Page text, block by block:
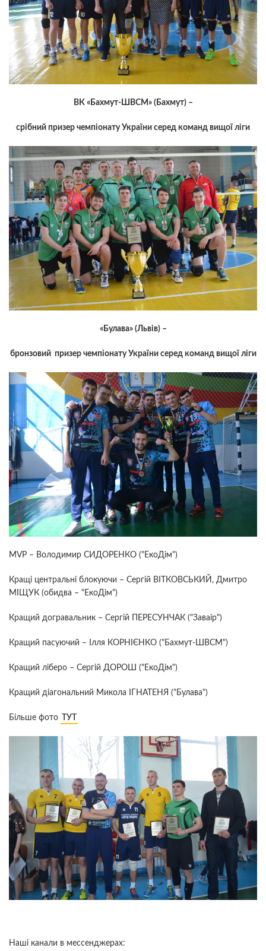
ВК «Бахмут-ШВСМ» (Бахмут) –
срібний призер чемпіонату України серед команд вищої ліги
«Булава» (Львів) –
бронзовий призер чемпіонату України серед команд вищої ліги
MVP – Володимир СИДОРЕНКО ("ЕкоДім")
Кращі центральні блокуючи – Сергій ВІТКОВСЬКИЙ, Дмитро
МІЩУК (обидва – "ЕкоДім")
Кращий догравальник – Сергій ПЕРЕСУНЧАК ("Заваір")
Кращий пасуючий – Ілля КОРНІЄНКО ("Бахмут-ШВСМ")
Кращий ліберо – Сергій ДОРОШ ("ЕкоДім")
Кращий дiагональний Микола IГНАТЕНЯ ("Булава")
Бiльше фото ТУТ
Наші канали в мессенджерах: